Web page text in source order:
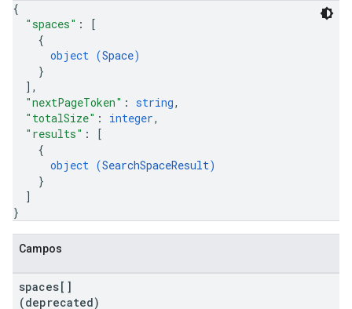
{
"spaces" :
[
{
object (Space)
}
] ,
"nextPageToken" : string,
"totalSize" : integer,
"results" :
[
{
object (SearchSpaceResult)
}
]
}
Campos
spaces[]
(deprecated)